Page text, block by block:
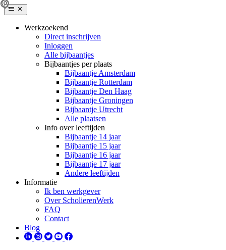
Werkzoekend
Direct inschrijven
Inloggen
Alle bijbaantjes
Bijbaantjes per plaats
Bijbaantje Amsterdam
Bijbaantje Rotterdam
Bijbaantje Den Haag
Bijbaantje Groningen
Bijbaantje Utrecht
Alle plaatsen
Info over leeftijden
Bijbaantje 14 jaar
Bijbaantje 15 jaar
Bijbaantje 16 jaar
Bijbaantje 17 jaar
Andere leeftijden
Informatie
Ik ben werkgever
Over ScholierenWerk
FAQ
Contact
Blog